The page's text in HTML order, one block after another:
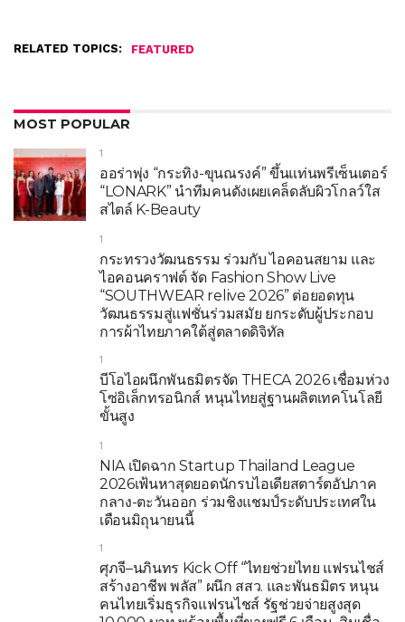
RELATED TOPICS: FEATURED
MOST POPULAR
1
ออร่าพุ่ง “กระทิง-ขุนณรงค์” ขึ้นแท่นพรีเซ็นเตอร์
“LONARK” นำทีมคนดังเผยเคล็ดลับผิวโกลว์ใส
สไตล์ K-Beauty
1
กระทรวงวัฒนธรรม ร่วมกับ ไอคอนสยาม และ
ไอคอนคราฟต์ จัด Fashion Show Live
“SOUTHWEAR relive 2026” ต่อยอดทุน
วัฒนธรรมสู่แฟชั่นร่วมสมัย ยกระดับผู้ประกอบ
การผ้าไทยภาคใต้สู่ตลาดดิจิทัล
1
บีโอไอผนึกพันธมิตรจัด THECA 2026 เชื่อมห่วง
โซ่อิเล็กทรอนิกส์ หนุนไทยสู่ฐานผลิตเทคโนโลยี
ขั้นสูง
1
NIA เปิดฉาก Startup Thailand League
2026เฟ้นหาสุดยอดนักรบไอเดียสตาร์ตอัปภาค
กลาง-ตะวันออก ร่วมชิงแชมป์ระดับประเทศใน
เดือนมิถุนายนนี้
1
ศุภจี–นภินทร Kick Off “ไทยช่วยไทย แฟรนไชส์
สร้างอาชีพ พลัส” ผนึก สสว. และพันธมิตร หนุน
คนไทยเริ่มธุรกิจแฟรนไชส์ รัฐช่วยจ่ายสูงสุด